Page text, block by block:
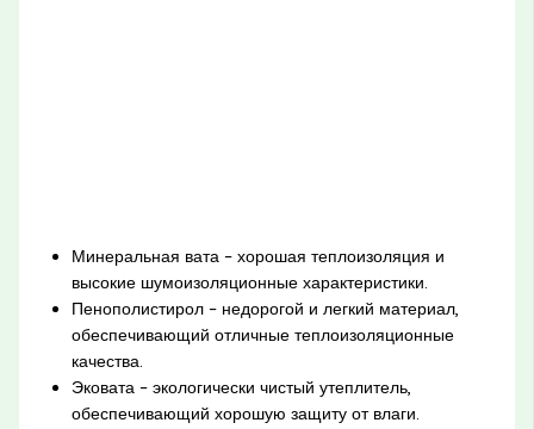
Минеральная вата – хорошая теплоизоляция и
высокие шумоизоляционные характеристики.
Пенополистирол – недорогой и легкий материал,
обеспечивающий отличные теплоизоляционные
качества.
Эковата – экологически чистый утеплитель,
обеспечивающий хорошую защиту от влаги.